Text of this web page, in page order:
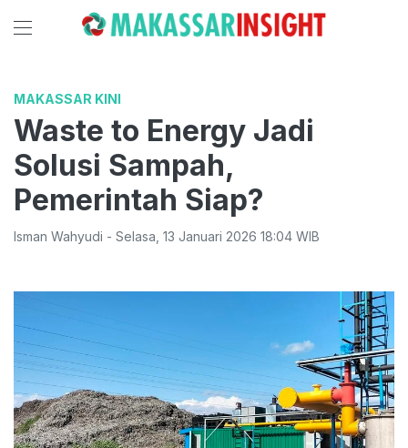
MAKASSAR KINI
Waste to Energy Jadi
Solusi Sampah,
Pemerintah Siap?
Isman Wahyudi - Selasa 13 Januari 2026 18:04 WIB